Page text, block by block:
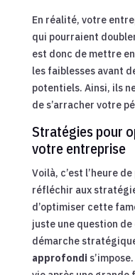
En réalité, votre
qui pourraient
est donc de mettre
les faiblesses avant
potentiels. Ainsi, ils
de s’arracher votre
Stratégies pour
votre entreprise
Voilà, c’est l’heure
réfléchir aux
d’optimiser cette
juste une question
démarche
approfondi